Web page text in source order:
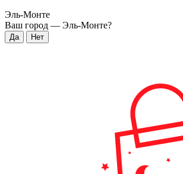
Эль-Монте
Ваш город — Эль-Монте?